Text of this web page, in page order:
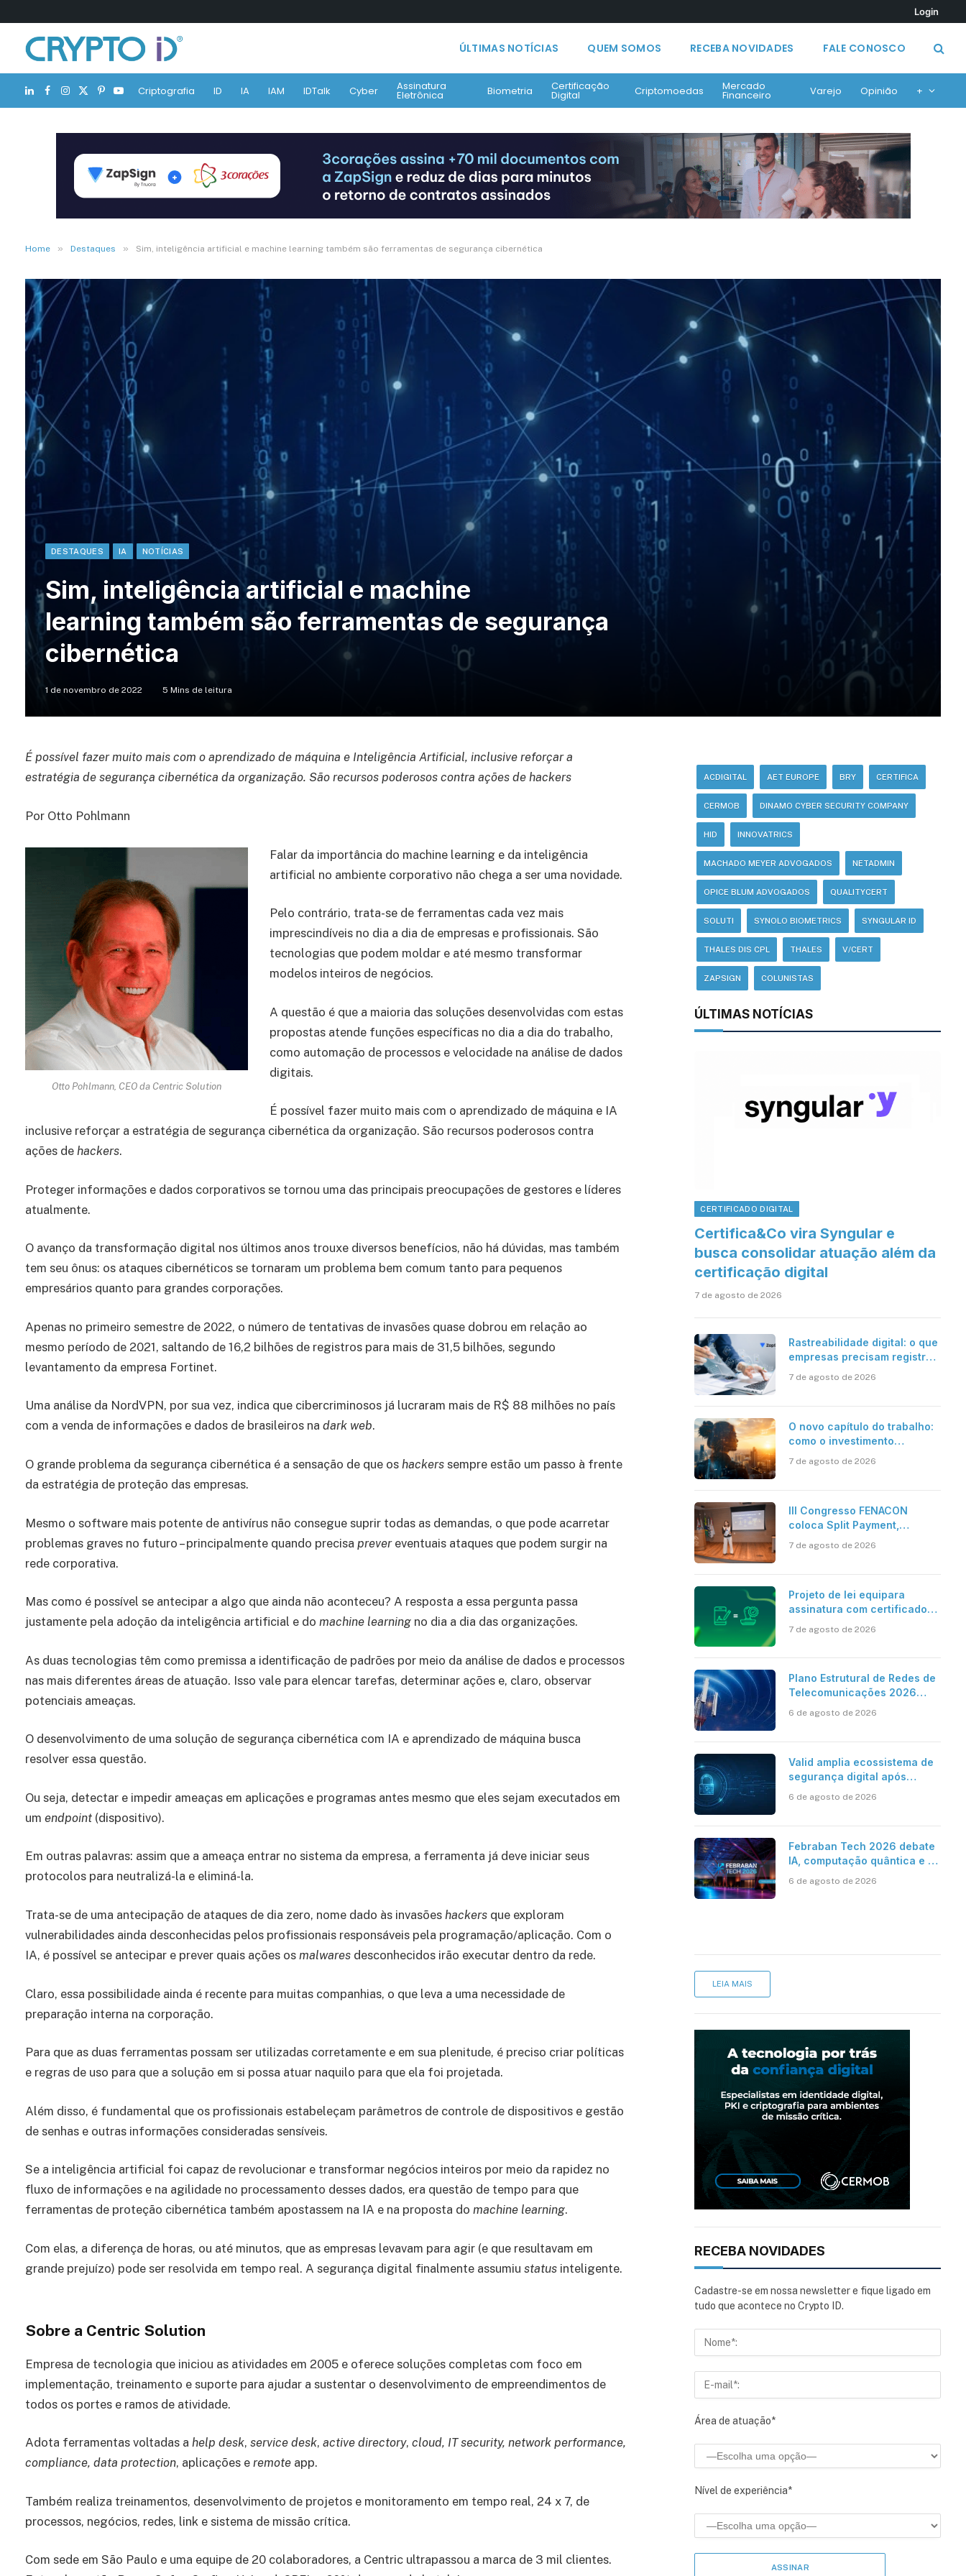
Login
ÚLTIMAS NOTÍCIAS QUEM SOMOS RECEBA NOVIDADES FALE CONOSCO
LinkedIn
Facebook
Instagram
X
(Twitter)
Pinterest
YouTubeCriptografia ID IA IAM IDTalk Cyber Assinatura
Eletrônica Biometria Certificação
Digital Criptomoedas Mercado
Financeiro Varejo Opinião +
Home » Destaques » Sim, inteligência artificial e machine learning também são ferramentas de segurança cibernética
DESTAQUES IA NOTÍCIAS
Sim, inteligência artificial e machine
learning também são ferramentas de segurança
cibernética
1 de novembro de 2022 5 Mins de leitura
É possível fazer muito mais com o aprendizado de máquina e Inteligência Artificial, inclusive reforçar a
estratégia de segurança cibernética da organização. São recursos poderosos contra ações de hackers
Por Otto Pohlmann
Otto Pohlmann, CEO da Centric Solution
Falar da importância do machine learning e da inteligência
artificial no ambiente corporativo não chega a ser uma novidade.
Pelo contrário, trata-se de ferramentas cada vez mais
imprescindíveis no dia a dia de empresas e profissionais. São
tecnologias que podem moldar e até mesmo transformar
modelos inteiros de negócios.
A questão é que a maioria das soluções desenvolvidas com estas
propostas atende funções específicas no dia a dia do trabalho,
como automação de processos e velocidade na análise de dados
digitais.
É possível fazer muito mais com o aprendizado de máquina e IA
inclusive reforçar a estratégia de segurança cibernética da organização. São recursos poderosos contra
ações de hackers.
Proteger informações e dados corporativos se tornou uma das principais preocupações de gestores e líderes
atualmente.
O avanço da transformação digital nos últimos anos trouxe diversos benefícios, não há dúvidas, mas também
tem seu ônus: os ataques cibernéticos se tornaram um problema bem comum tanto para pequenos
empresários quanto para grandes corporações.
Apenas no primeiro semestre de 2022, o número de tentativas de invasões quase dobrou em relação ao
mesmo período de 2021, saltando de 16,2 bilhões de registros para mais de 31,5 bilhões, segundo
levantamento da empresa Fortinet.
Uma análise da NordVPN, por sua vez, indica que cibercriminosos já lucraram mais de R$ 88 milhões no país
com a venda de informações e dados de brasileiros na dark web.
O grande problema da segurança cibernética é a sensação de que os hackers sempre estão um passo à frente
da estratégia de proteção das empresas.
Mesmo o software mais potente de antivírus não consegue suprir todas as demandas, o que pode acarretar
problemas graves no futuro – principalmente quando precisa prevereventuais ataques que podem surgir na
rede corporativa.
Mas como é possível se antecipar a algo que ainda não aconteceu? A resposta a essa pergunta passa
justamente pela adoção da inteligência artificial e do machine learning no dia a dia das organizações.
As duas tecnologias têm como premissa a identificação de padrões por meio da análise de dados e processos
nas mais diferentes áreas de atuação. Isso vale para elencar tarefas, determinar ações e, claro, observar
potenciais ameaças.
O desenvolvimento de uma solução de segurança cibernética com IA e aprendizado de máquina busca
resolver essa questão.
Ou seja, detectar e impedir ameaças em aplicações e programas antes mesmo que eles sejam executados em
um endpoint (dispositivo).
Em outras palavras: assim que a ameaça entrar no sistema da empresa, a ferramenta já deve iniciar seus
protocolos para neutralizá-la e eliminá-la.
Trata-se de uma antecipação de ataques de dia zero, nome dado às invasões hackers que exploram
vulnerabilidades ainda desconhecidas pelos profissionais responsáveis pela programação/aplicação. Com o
IA, é possível se antecipar e prever quais ações os malwares desconhecidos irão executar dentro da rede.
Claro, essa possibilidade ainda é recente para muitas companhias, o que leva a uma necessidade de
preparação interna na corporação.
Para que as duas ferramentas possam ser utilizadas corretamente e em sua plenitude, é preciso criar políticas
e regras de uso para que a solução em si possa atuar naquilo para que ela foi projetada.
Além disso, é fundamental que os profissionais estabeleçam parâmetros de controle de dispositivos e gestão
de senhas e outras informações consideradas sensíveis.
Se a inteligência artificial foi capaz de revolucionar e transformar negócios inteiros por meio da rapidez no
fluxo de informações e na agilidade no processamento desses dados, era questão de tempo para que
ferramentas de proteção cibernética também apostassem na IA e na proposta do machine learning.
Com elas, a diferença de horas, ou até minutos, que as empresas levavam para agir (e que resultavam em
grande prejuízo) pode ser resolvida em tempo real. A segurança digital finalmente assumiu status inteligente.
Sobre a Centric Solution
Empresa de tecnologia que iniciou as atividades em 2005 e oferece soluções completas com foco em
implementação, treinamento e suporte para ajudar a sustentar o desenvolvimento de empreendimentos de
todos os portes e ramos de atividade.
Adota ferramentas voltadas a help desk, service desk, active directory, cloud, IT security, network performance,
compliance, data protection, aplicações e remote app.
Também realiza treinamentos, desenvolvimento de projetos e monitoramento em tempo real, 24 x 7, de
processos, negócios, redes, link e sistema de missão crítica.
Com sede em São Paulo e uma equipe de 20 colaboradores, a Centric ultrapassou a marca de 3 mil clientes.
ACDIGITAL AET EUROPE BRY CERTIFICA
CERMOB DINAMO CYBER SECURITY COMPANY
HID INNOVATRICS
MACHADO MEYER ADVOGADOS NETADMIN
OPICE BLUM ADVOGADOS QUALITYCERT
SOLUTI SYNOLO BIOMETRICS SYNGULAR ID
THALES DIS CPL THALES V/CERT
ZAPSIGN COLUNISTAS
ÚLTIMAS NOTÍCIAS
CERTIFICADO DIGITAL
Certifica&Co vira Syngular e
busca consolidar atuação além da
certificação digital
7 de agosto de 2026
Rastreabilidade digital: o que
empresas precisam registrar
7 de agosto de 2026
O novo capítulo do trabalho:
como o investimento
científica revela a
7 de agosto de 2026
III Congresso FENACON
coloca Split Payment,
centro dos debates
7 de agosto de 2026
Projeto de lei equipara
assinatura com certificado
reconhecimento de firma em
7 de agosto de 2026
Plano Estrutural de Redes de
Telecomunicações 2026
móvel, mas mantém desafio
6 de agosto de 2026
Valid amplia ecossistema de
segurança digital após
6 de agosto de 2026
Febraban Tech 2026 debate
IA, computação quântica e os
bancária
6 de agosto de 2026
LEIA MAIS
RECEBA NOVIDADES
Cadastre-se em nossa newsletter e fique ligado em
tudo que acontece no Crypto ID.
Área de atuação*
Nível de experiência*